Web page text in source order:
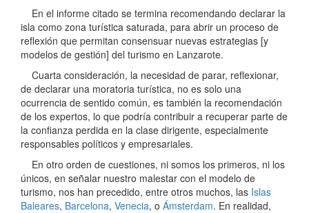
En el informe citado se termina recomendando declarar la
isla como zona turística saturada, para abrir un proceso de
reflexión que permitan consensuar nuevas estrategias [y
modelos de gestión] del turismo en Lanzarote.
Cuarta consideración, la necesidad de parar, reflexionar,
de declarar una moratoria turística, no es solo una
ocurrencia de sentido común, es también la recomendación
de los expertos, lo que podría contribuir a recuperar parte de
la confianza perdida en la clase dirigente, especialmente
responsables políticos y empresariales.
En otro orden de cuestiones, ni somos los primeros, ni los
únicos, en señalar nuestro malestar con el modelo de
turismo, nos han precedido, entre otros muchos, las Islas
Baleares, Barcelona, Venecia, o Ámsterdam. En realidad,